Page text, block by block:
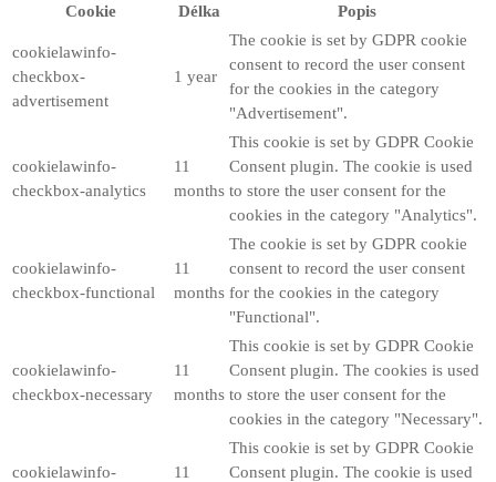
Cookie
Délka Popis
cookielawinfo-
checkbox-
advertisement
1 year
The cookie is set by GDPR cookie
consent to record the user consent
for the cookies in the category
"Advertisement".
cookielawinfo-
checkbox-analytics
11
months
This cookie is set by GDPR Cookie
Consent plugin. The cookie is used
to store the user consent for the
cookies in the category "Analytics".
cookielawinfo-
checkbox-functional
11
months
The cookie is set by GDPR cookie
consent to record the user consent
for the cookies in the category
"Functional".
cookielawinfo-
checkbox-necessary
11
months
This cookie is set by GDPR Cookie
Consent plugin. The cookies is used
to store the user consent for the
cookies in the category "Necessary".
cookielawinfo-
11
This cookie is set by GDPR Cookie
Consent plugin. The cookie is used